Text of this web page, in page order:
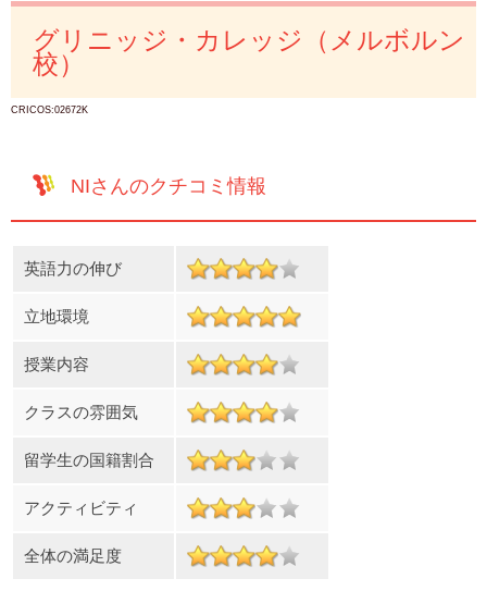
グリニッジ・カレッジ（メルボルン
校）
CRICOS:02672K
NIさんのクチコミ情報
英語力の伸び
立地環境
授業内容
クラスの雰囲気
留学生の国籍割合
アクティビティ
全体の満足度